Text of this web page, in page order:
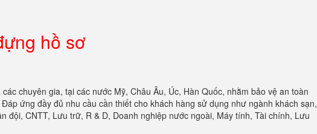
hồ sơ
chuyên gia, tại các nước Mỹ, Châu Âu, Úc, Hàn Quốc, nhằm bảo vệ an toàn
ứng đầy đủ nhu cầu cần thiết cho khách hàng sử dụng như ngành khách sạn,
đội, CNTT, Lưu trữ, R & D, Doanh nghiệp nước ngoài, Máy tính, Tài chính, Lưu